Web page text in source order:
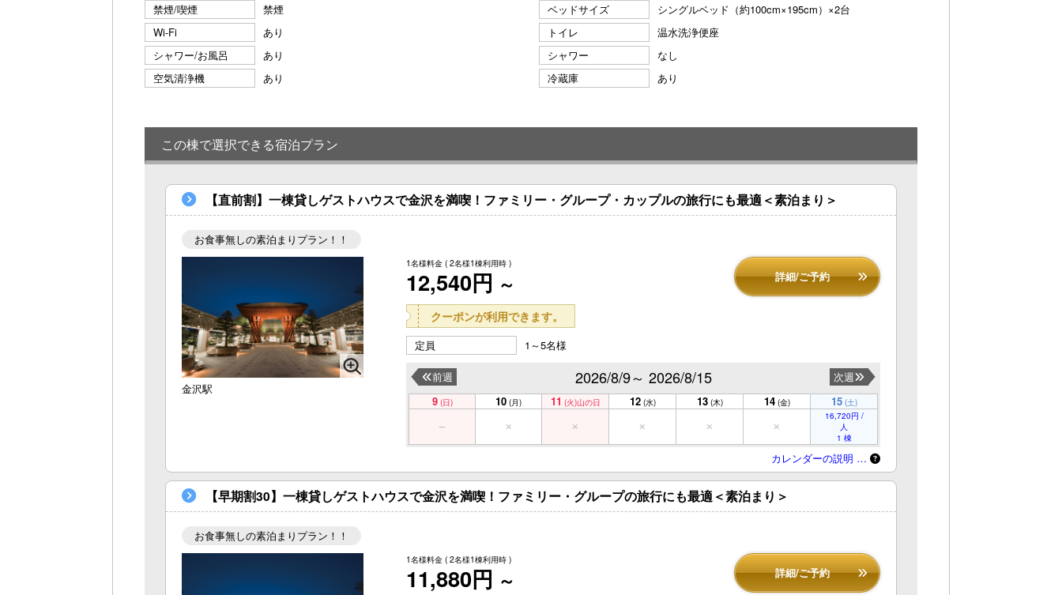
禁煙/喫煙 禁煙 ベッドサイズ
シングルベッド（約100cm×195cm）×2台
Wi-Fi
あり トイレ
温水洗浄便座
シャワー/お風呂
あり シャワー
なし
空気清浄機
あり 冷蔵庫 あり
この棟で選択できる宿泊プラン
【直前割】一棟貸しゲストハウスで金沢を満喫！ファミリー・グループ・カップルの旅行にも最適＜素泊まり＞
お食事無しの素泊まりプラン！！
金沢駅
1名様料金 ( 2名様1棟利用時 )
12,540円 ～ 詳細/ご予約
クーポンが利用できます。
定員 1～5名様
2026/8/9～ 2026/8/15
前週
次週
9 (日) 10 (月) 11 (火)山の日 12 (水) 13 (木) 14 (金) 15 (土)
16,720円 /
人
1 棟
カレンダーの説明 …
【早期割30】一棟貸しゲストハウスで金沢を満喫！ファミリー・グループの旅行にも最適＜素泊まり＞
お食事無しの素泊まりプラン！！
1名様料金 ( 2名様1棟利用時 )
11,880円 ～ 詳細/ご予約